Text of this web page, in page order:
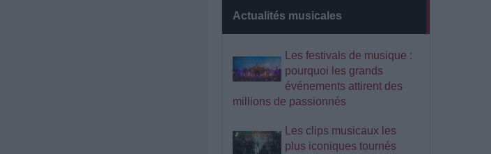
Actualités musicales
Les festivals de musique :
pourquoi les grands
événements attirent des
millions de passionnés
Les clips musicaux les
plus iconiques tournés